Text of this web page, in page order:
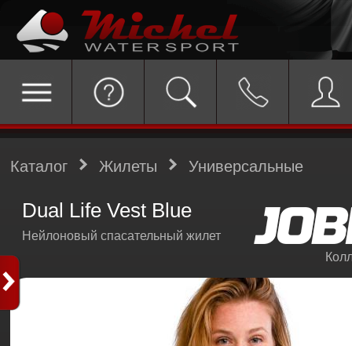
Каталог Жилеты Универсальные
Dual Life Vest Blue
Нейлоновый спасательный жилет